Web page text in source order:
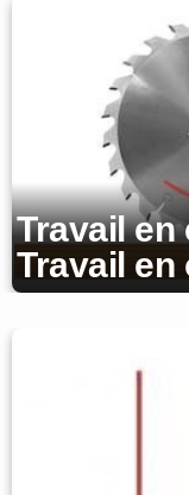
Travail
Travail